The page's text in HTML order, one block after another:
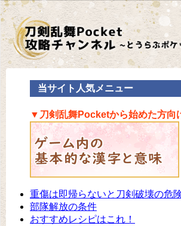
当サイト人気メニュー
▼刀剣乱舞Pocketから始めた方向
重傷は即帰らないと刀剣破壊の危険
部隊解放の条件
おすすめレシピはこれ！